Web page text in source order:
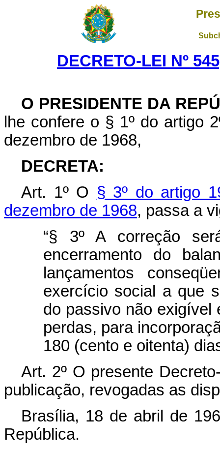
DECRETO-LEI Nº
O PRESIDENTE DA
lhe confere o § 1º do artigo
dezembro de 1968,
DECRETA:
Art. 1º O § 3º do artigo
dezembro de 1968, passa a
“§ 3º A correção
encerramento do
lançamentos
exercício social a que
do passivo não exigível
perdas, para
180 (cento e oitenta)
Art. 2º O presente
publicação, revogadas as
Brasília, 18 de abril de
República.